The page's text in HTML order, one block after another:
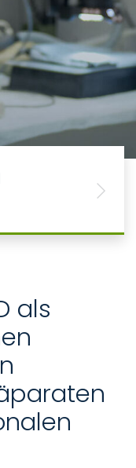
Next
als